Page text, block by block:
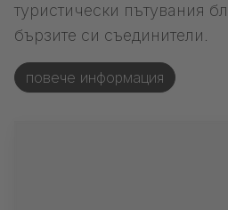
туристически пътувания
бързите си съединители.
повече информация